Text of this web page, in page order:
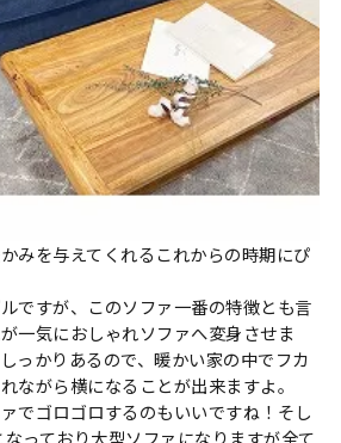
みを与えてくれるこれからの時期にぴ
ですが、このソファ一番の特徴とも言
一気におしゃれソファへ変身させま
っかりあるので、暖かい家の中でフカ
ながら横になることが出来ますよ。
でゴロゴロするのもいいですね！そし